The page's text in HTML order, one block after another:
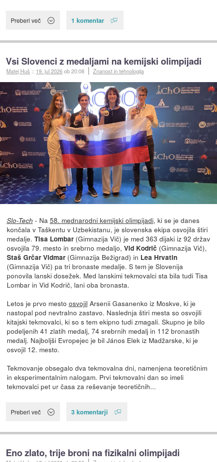
Preberi več 1 komentar
Vsi Slovenci z medaljami na kemijski olimpijadi
Matej Huš :: 19. jul 2026ob 20:08 Znanost in tehnologija
Slo-Tech - Na 58. mednarodni kemijski olimpijadi, ki se je danes
končala v Taškentu v Uzbekistanu, je slovenska ekipa osvojila štiri
medalje. Tisa Lombar(Gimnazija Vič) je med 363 dijaki iz 92 držav
osvojila 79. mesto in srebrno medaljo, Vid Kodrič (Gimnazija Vič),
Staš Grčar Vidmar(Gimnazija Bežigrad) in Lea Hrvatin
(Gimnazija Vič) pa tri bronaste medalje. S tem je Slovenija
ponovila lanski dosežek. Med lanskimi tekmovalci sta bila tudi Tisa
Lombar in Vid Kodrič, lani oba bronasta.
Letos je prvo mesto osvojil Arsenii Gasanenko iz Moskve, ki je
nastopal pod nevtralno zastavo. Naslednja štiri mesta so osvojili
kitajski tekmovalci, ki so s tem ekipno tudi zmagali. Skupno je bilo
podeljenih 41 zlatih medalj, 74 srebrnih medalj in 112 bronastih
medalj. Najboljši Evropejec je bil János Elek iz Madžarske, ki je
osvojil 12. mesto.
Tekmovanje obsegalo dva tekmovalna dni, namenjena teoretičnim
in eksperimentalnim nalogam. Prvi tekmovalni dan so imeli
tekmovalci pet ur časa za reševanje teoretičnih...
Preberi več 3 komentarji
Eno zlato, trije broni na fizikalni olimpijadi